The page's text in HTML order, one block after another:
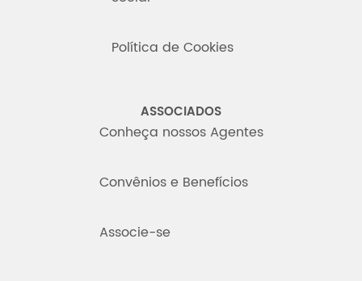
Política de Cookies
ASSOCIADOS
Conheça nossos Agentes
Convênios e Benefícios
Associe-se